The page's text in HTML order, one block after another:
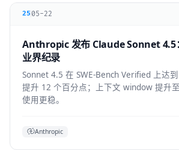
25 05-22
Anthropic 发布 Claude Sonnet 4.5
业界纪录
Sonnet 4.5 在 SWE-Bench Verified 上达
提升 12 个百分点；上下文 window 提升
使用更稳。
Anthropic